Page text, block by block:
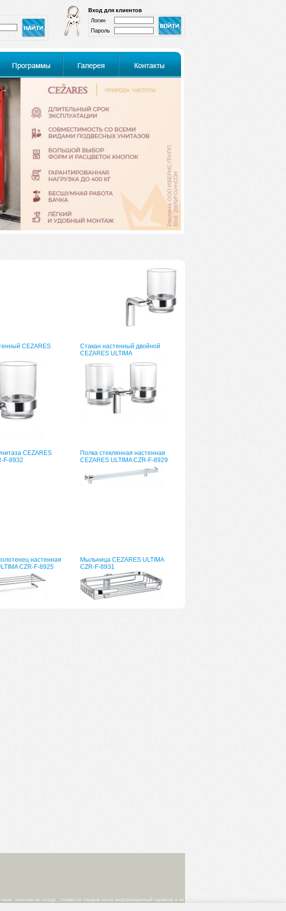
Вход для клиентов
Логин
Пароль
CEZARES
Стакан настенный двойной
CEZARES ULTIMA
CEZARES
F-8932
Полка стеклянная настенная
CEZARES ULTIMA CZR-F-8929
настенная
CZR-F-8925
Мыльница CEZARES ULTIMA
CZR-F-8931
наличии на складе, стоимости товаров носит информационный характер и ни